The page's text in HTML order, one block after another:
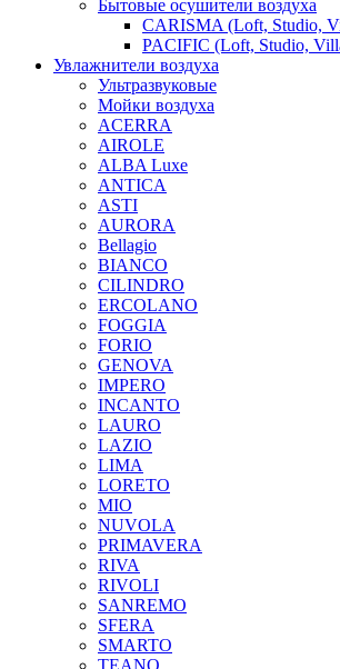
Бытовые осушители воздуха
CARISMA (Loft, Studio,
PACIFIC (Loft, Studio,
Увлажнители воздуха
Ультразвуковые
Мойки воздуха
ACERRA
AIROLE
ALBA Luxe
ANTICA
ASTI
AURORA
Bellagio
BIANCO
CILINDRO
ERCOLANO
FOGGIA
FORIO
GENOVA
IMPERO
INCANTO
LAURO
LAZIO
LIMA
LORETO
MIO
NUVOLA
PRIMAVERA
RIVA
RIVOLI
SANREMO
SFERA
SMARTO
TEANO